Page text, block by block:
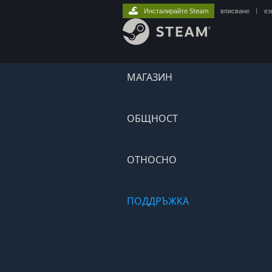
МАГАЗИН
ОБЩНОСТ
ОТНОСНО
ПОДДРЪЖКА
Инсталирайте Steam вписване